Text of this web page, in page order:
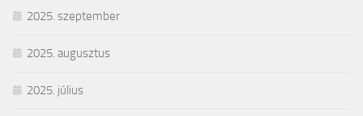
2025. szeptember
2025. augusztus
2025. július